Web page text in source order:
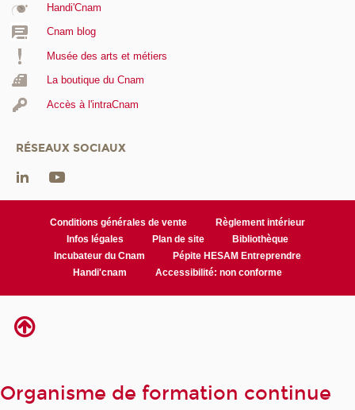
Handi'Cnam
Cnam blog
Musée des arts et métiers
La boutique du Cnam
Accès à l'intraCnam
RÉSEAUX SOCIAUX
Conditions générales de vente
Règlement intérieur
Infos légales
Plan de site
Bibliothèque
Incubateur du Cnam
Pépite HESAM Entreprendre
Handi'cnam
Accessibilité: non conforme
Organisme de formation continue